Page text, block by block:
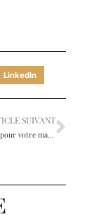
LinkedIn
SUIVANT
Comment calculer pour votre maison ?